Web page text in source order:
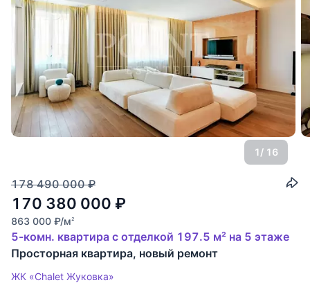
1/ 16
178 490 000 ₽
170 380 000 ₽
863 000 ₽/м2
5-комн. квартира с отделкой 197.5 м² на 5 этаже
Просторная квартира, новый ремонт
ЖК «Chalet Жуковка»